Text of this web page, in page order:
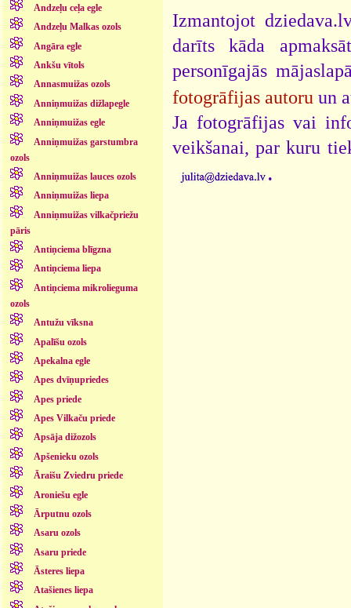
Andzeļu ceļa egle
Andzeļu Malkas ozols
Angāra egle
Ankšu vītols
Annasmuižas ozols
Anniņmuižas dižlapegle
Anniņmuižas egle
Anniņmuižas garstumbra
ozols
Anniņmuižas lauces ozols
Anniņmuižas liepa
Anniņmuižas vilkačpriežu
pāris
Antiņciema blīgzna
Antiņciema liepa
Antiņciema mikrolieguma
ozols
Antužu vīksna
Apalīšu ozols
Apekalna egle
Apes dvīņupriedes
Apes priede
Apes Vilkaču priede
Apsāja dižozols
Apšenieku ozols
Āraišu Zviedru priede
Aroniešu egle
Ārputnu ozols
Asaru ozols
Asaru priede
Āsteres liepa
Atašienes liepa
Izmantojot
darīts kāda
personīgajās
fotogrāfijas autoru un
Ja fotogrāfijas vai
veikšanai, par kuru
.